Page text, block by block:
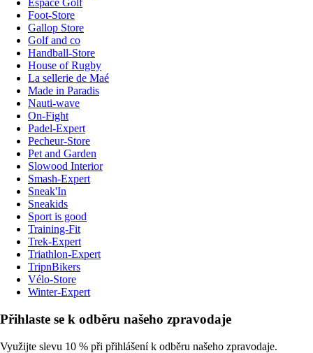
Espace Golf
Foot-Store
Gallop Store
Golf and co
Handball-Store
House of Rugby
La sellerie de Maé
Made in Paradis
Nauti-wave
On-Fight
Padel-Expert
Pecheur-Store
Pet and Garden
Slowood Interior
Smash-Expert
Sneak'In
Sneakids
Sport is good
Training-Fit
Trek-Expert
Triathlon-Expert
TripnBikers
Vélo-Store
Winter-Expert
Přihlaste se k odběru našeho zpravodaje
Využijte slevu 10 % při přihlášení k odběru našeho zpravodaje.